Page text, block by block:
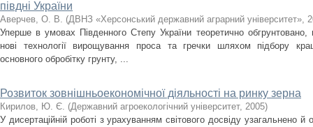
півдні України
Аверчев, О. В. (ДВНЗ «Херсонський державний аграрний університет»,
Уперше в умовах Південного Степу України теоретично
нові технології вирощування проса та гречки шляхом підбору
основного обробітку грунту, ...
Розвиток зовнішньоекономічної діяльності на ринку зерна
Кирилов, Ю. Є. (Державний агроекологічний університет, 2005)
У дисертаційній роботі з урахуванням світового досвіду узагальнено й